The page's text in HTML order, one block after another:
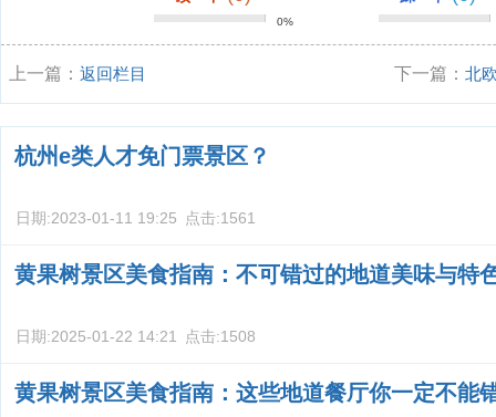
0%
上一篇： 返回栏目 下一篇：北
杭州e类人才免门票景区？
日期:2023-01-11 19:25 点击:1561
黄果树景区美食指南：不可错过的地道美味与特
日期:2025-01-22 14:21 点击:1508
黄果树景区美食指南：这些地道餐厅你一定不能